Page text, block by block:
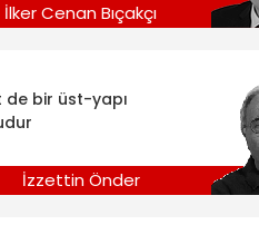
İlker Cenan Bıçakçı
de bir üst-yapı
İzzettin Önder